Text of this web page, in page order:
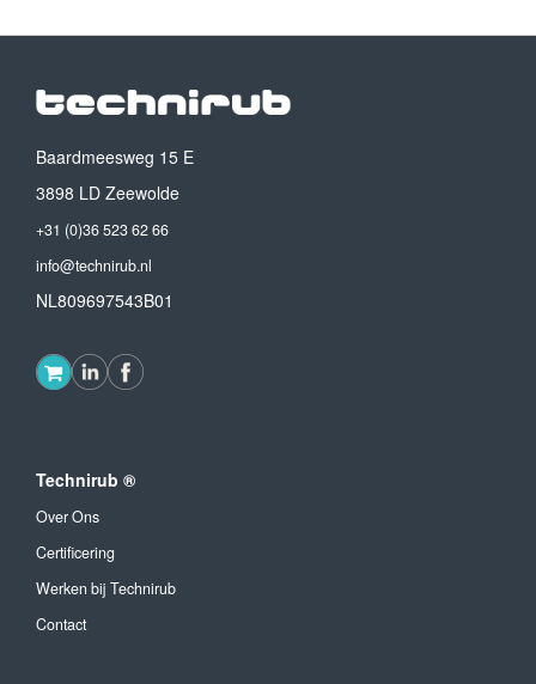
Baardmeesweg 15 E
3898 LD Zeewolde
+31 (0)36 523 62 66
info@technirub.nl
NL809697543B01
Technirub ®
Over Ons
Certificering
Werken bij Technirub
Contact